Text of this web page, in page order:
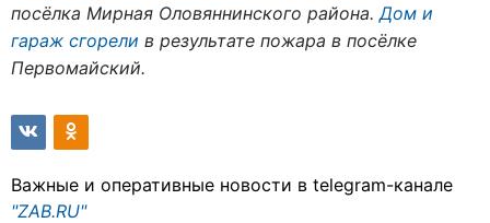
посёлка Мирная Оловяннинского района. Дом и
гараж сгорели в результате пожара в посёлке
Первомайский.
Важные и оперативные новости в telegram-канале
"ZAB.RU"